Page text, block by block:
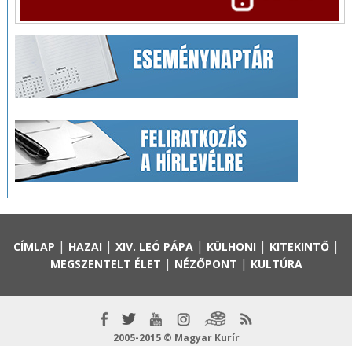
CÍMLAP | HAZAI | XIV. LEÓ PÁPA| KÜLHONI | KITEKINTŐ|
MEGSZENTELT ÉLET | NÉZŐPONT | KULTÚRA
2005-2015 © Magyar Kurír